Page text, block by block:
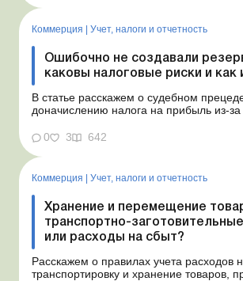
Коммерция | Учет, налоги и отчетность
Ошибочно не создавали
каковы налоговые риски и как
В статье расскажем о судебном
доначислению налога на прибыль из-
рекомендации, как минимизировать
Проблемные расходы: налоговые риски
практика Понимаем ваши волнения в
ошибочным несоздан...
0 3 642
Коммерция | Учет, налоги и отчетность
Хранение и перемещение
транспортно-
или расходы на сбыт?
Расскажем о правилах учета расходов
транспортировку и хранение товаров,